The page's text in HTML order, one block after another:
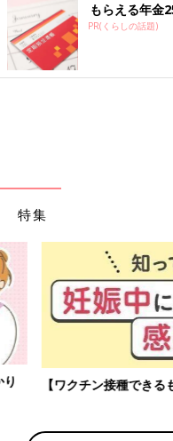
もらえる年金
PR(くらしの話題)
特集
【ワクチン接種できるもの